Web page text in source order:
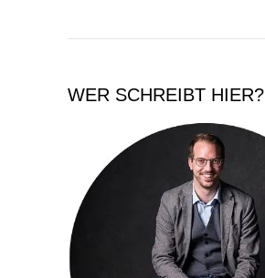
WER SCHREIBT HIER?